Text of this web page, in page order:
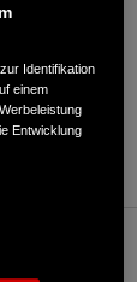
Identifikation
einem
Entwicklung